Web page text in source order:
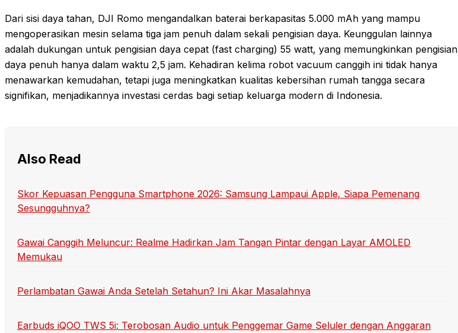
Dari sisi daya tahan, DJI Romo mengandalkan baterai berkapasitas 5.000 mAh yang mampu
mengoperasikan mesin selama tiga jam penuh dalam sekali pengisian daya. Keunggulan lainnya
adalah dukungan untuk pengisian daya cepat (fast charging) 55 watt, yang memungkinkan pengisian
daya penuh hanya dalam waktu 2,5 jam. Kehadiran kelima robot vacuum canggih ini tidak hanya
menawarkan kemudahan, tetapi juga meningkatkan kualitas kebersihan rumah tangga secara
signifikan, menjadikannya investasi cerdas bagi setiap keluarga modern di Indonesia.
Also Read
Skor Kepuasan Pengguna Smartphone 2026: Samsung Lampaui Apple, Siapa Pemenang
Sesungguhnya?
Gawai Canggih Meluncur: Realme Hadirkan Jam Tangan Pintar dengan Layar AMOLED
Memukau
Perlambatan Gawai Anda Setelah Setahun? Ini Akar Masalahnya
Earbuds iQOO TWS 5i: Terobosan Audio untuk Penggemar Game Seluler dengan Anggaran